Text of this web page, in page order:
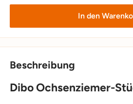
In den
Beschreibung
Dibo Ochsenziemer-